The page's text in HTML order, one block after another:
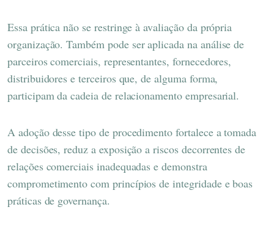
Essa prática não se restringe à avaliação da própria
organização. Também pode ser aplicada na análise de
parceiros comerciais, representantes, fornecedores,
distribuidores e terceiros que, de alguma forma,
participam da cadeia de relacionamento empresarial.
A adoção desse tipo de procedimento fortalece a tomada
de decisões, reduz a exposição a riscos decorrentes de
relações comerciais inadequadas e demonstra
comprometimento com princípios de integridade e boas
práticas de governança.